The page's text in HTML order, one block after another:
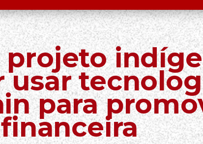
projeto
usar
para